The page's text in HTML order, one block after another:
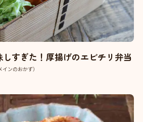
すぎた！厚揚げのエビチリ弁当
ンのおかず）